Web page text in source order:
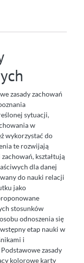
zasady zachowań
sytuacji,
w
wykorzystać do
te rozwijają
kształtują
dla danej
do nauki relacji
jako
stosunków
odnoszenia się
etap nauki w
i
zasady
kolorowe karty